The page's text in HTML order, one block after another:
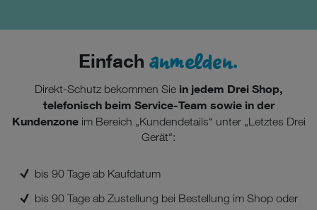
Einfach anmelden.
Direkt-Schutz bekommen Sie in jedem Drei Shop,
telefonisch beim Service-Team sowie in der
Kundenzoneim Bereich „Kundendetails“ unter „Letztes Drei
Gerät“:
bis 90 Tage ab Kaufdatum
bis 90 Tage ab Zustellung bei Bestellung im Shop oder